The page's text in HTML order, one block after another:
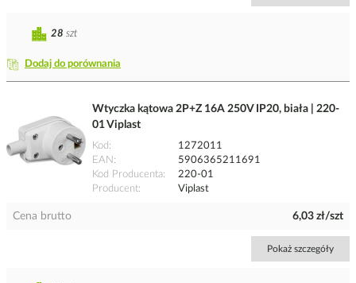
Dodaj do porównania
28 szt
Wtyczka kątowa 2P+Z 16A 250V IP20, biała | 220-
01 Viplast
Kod
1272011
EAN
5906365211691
Kod Producenta
220-01
Producent
Viplast
Cena brutto 6,03 zł/szt
Pokaż szczegóły